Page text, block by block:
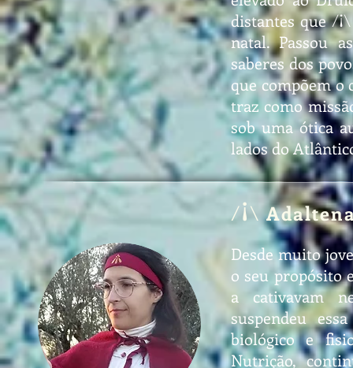
distantes que/¡\
natal. Passou
saberes dos
que compõem o
traz como
sob uma ótica
lados do
/¡\
Desde muito
o seu propósito
a cativavam
suspendeu
biológico e
Nutrição,